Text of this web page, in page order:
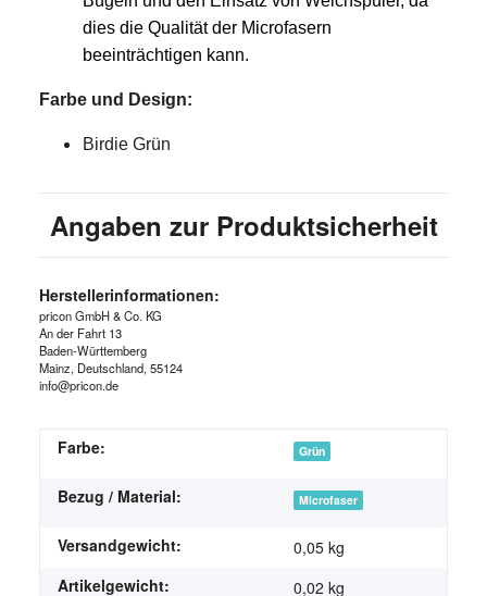
dies die Qualität der Microfasern
beeinträchtigen kann.
Farbe und Design:
Birdie Grün
Angaben zur Produktsicherheit
Herstellerinformationen:
pricon GmbH & Co. KG
An der Fahrt 13
Baden-Württemberg
Mainz, Deutschland, 55124
info@pricon.de
Farbe: Grün
Bezug / Material: Microfaser
Versandgewicht:
0,05 kg
Artikelgewicht:
0,02 kg